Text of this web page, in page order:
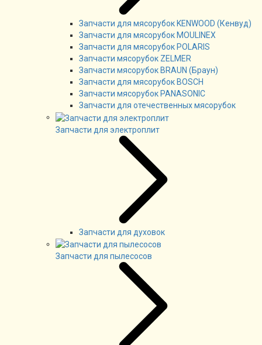
Запчасти для мясорубок KENWOOD (Кенвуд)
Запчасти для мясорубок MOULINEX
Запчасти для мясорубок POLARIS
Запчасти мясорубок ZELMER
Запчасти мясорубок BRAUN (Браун)
Запчасти для мясорубок BOSCH
Запчасти мясорубок PANASONIC
Запчасти для отечественных мясорубок
Запчасти для электроплит
Запчасти для духовок
Запчасти для пылесосов